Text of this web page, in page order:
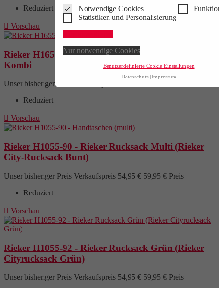
Notwendige Cookies
Statistiken und Personalisierung
Nur notwendige Cookies
Benutzerdefinierte Cookie Einstellungen
Datenschutz Impressum
Reduziert
 Vorschau
Rieker H1655-90 - Rieker Handtaschen Schwarz
Kombi
Unser bisheriger Preis
Reduziert
 Vorschau
Rieker H1055-90 - Rieker Rucksack Multi (Rieker
City-Rucksack Bunt)
Unser bisheriger Preis Verkaufspreis 54,95 € 59,95 € Preis
Reduziert
 Vorschau
Rieker H1055-92 - Rieker Rucksack Grün (Rieker
Cityrucksack Grün)
Unser bisheriger Preis Verkaufspreis 54,95 € 59,95 € Preis